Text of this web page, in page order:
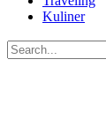
Kuliner